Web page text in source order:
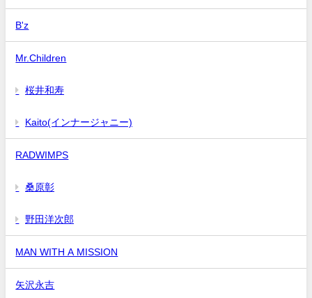
B'z
Mr.Children
桜井和寿
Kaito(インナージャニー)
RADWIMPS
桑原彰
野田洋次郎
MAN WITH A MISSION
矢沢永吉